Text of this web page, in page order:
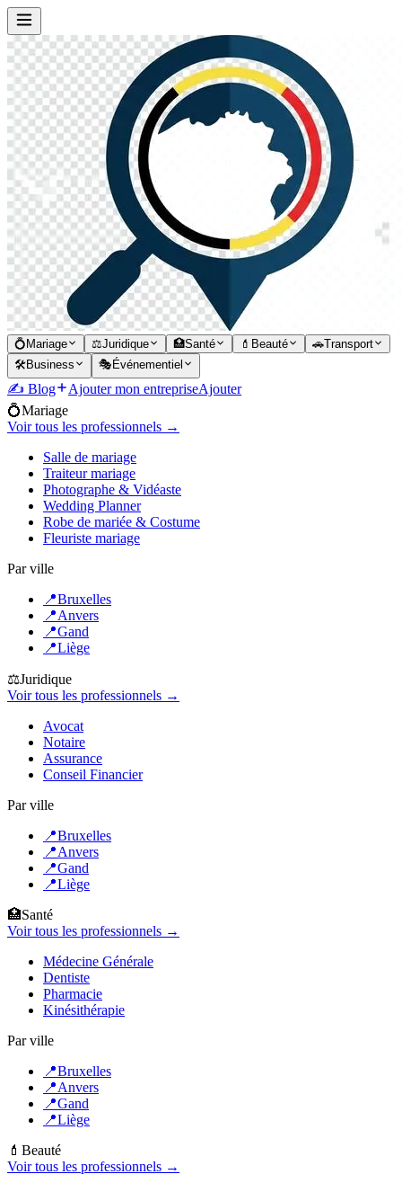
💍 Mariage ⚖️Juridique 🏥Santé 💄 Beauté 🚗Transport
🛠️Business 🎭 Événementiel
✍️ Blog Ajouter mon entrepriseAjouter
💍Mariage
Voir tous les professionnels →
Salle de mariage
Traiteur mariage
Photographe & Vidéaste
Wedding Planner
Robe de mariée & Costume
Fleuriste mariage
Par ville
📍Bruxelles
📍Anvers
📍Gand
📍Liège
⚖️Juridique
Voir tous les professionnels →
Avocat
Notaire
Assurance
Conseil Financier
Par ville
📍Bruxelles
📍Anvers
📍Gand
📍Liège
🏥Santé
Voir tous les professionnels →
Médecine Générale
Dentiste
Pharmacie
Kinésithérapie
Par ville
📍Bruxelles
📍Anvers
📍Gand
📍Liège
💄 Beauté
Voir tous les professionnels →